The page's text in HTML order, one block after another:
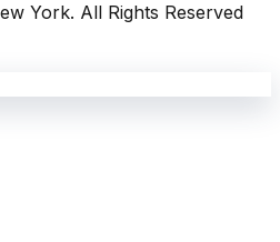
York. All Rights Reserved